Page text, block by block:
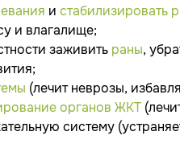
истабилизировать
и влагалище;
заживить раны,
(лечит неврозы,
органов ЖКТ
систему